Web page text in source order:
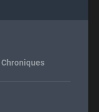
Chroniques